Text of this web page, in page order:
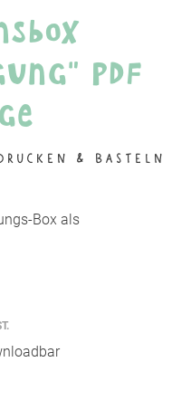
PDF
& Basteln
Box als